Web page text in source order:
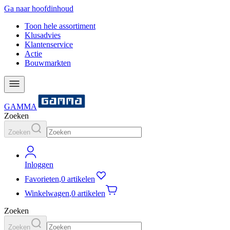
Ga naar hoofdinhoud
Toon hele assortiment
Klusadvies
Klantenservice
Actie
Bouwmarkten
GAMMA
Zoeken
Zoeken
Inloggen
Favorieten,0 artikelen
Winkelwagen,0 artikelen
Zoeken
Zoeken